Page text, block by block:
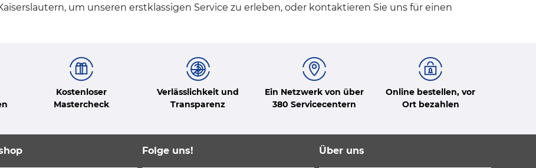
um unseren erstklassigen Service zu erleben, oder kontaktieren Sie uns für einen
Kostenloser
Mastercheck
Verlässlichkeit und
Transparenz
Ein Netzwerk von über
380 Servicecentern
Online bestellen, vor
Ort bezahlen
Folge uns! Über uns